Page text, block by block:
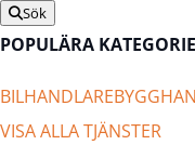
Sök
POPULÄRA
BILHANDLARE
VISA ALLA TJÄNSTER